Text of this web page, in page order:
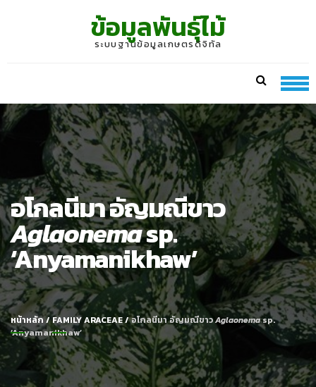
ข้อมูลพันธุ์ไม้
ระบบฐานข้อมูลเกษตรดิจิทัล
อโกลนีมา อัญมณีขาว
Aglaonemasp.
‘Anyamanikhaw’
หน้าหลัก/FAMILY ARACEAE/อโกลนีมา อัญมณีขาวAglaonemasp.
‘Anyamanikhaw’